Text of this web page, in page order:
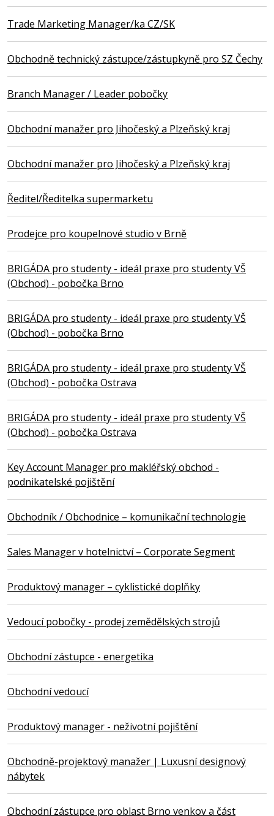
Trade Marketing Manager/ka CZ/SK
Obchodně technický zástupce/zástupkyně pro SZ Čechy
Branch Manager / Leader pobočky
Obchodní manažer pro Jihočeský a Plzeňský kraj
Obchodní manažer pro Jihočeský a Plzeňský kraj
Ředitel/Ředitelka supermarketu
Prodejce pro koupelnové studio v Brně
BRIGÁDA pro studenty - ideál praxe pro studenty VŠ
(Obchod) - pobočka Brno
BRIGÁDA pro studenty - ideál praxe pro studenty VŠ
(Obchod) - pobočka Brno
BRIGÁDA pro studenty - ideál praxe pro studenty VŠ
(Obchod) - pobočka Ostrava
BRIGÁDA pro studenty - ideál praxe pro studenty VŠ
(Obchod) - pobočka Ostrava
Key Account Manager pro makléřský obchod -
podnikatelské pojištění
Obchodník / Obchodnice – komunikační technologie
Sales Manager v hotelnictví – Corporate Segment
Produktový manager – cyklistické doplňky
Vedoucí pobočky - prodej zemědělských strojů
Obchodní zástupce - energetika
Obchodní vedoucí
Produktový manager - neživotní pojištění
Obchodně-projektový manažer | Luxusní designový
nábytek
Obchodní zástupce pro oblast Brno venkov a část